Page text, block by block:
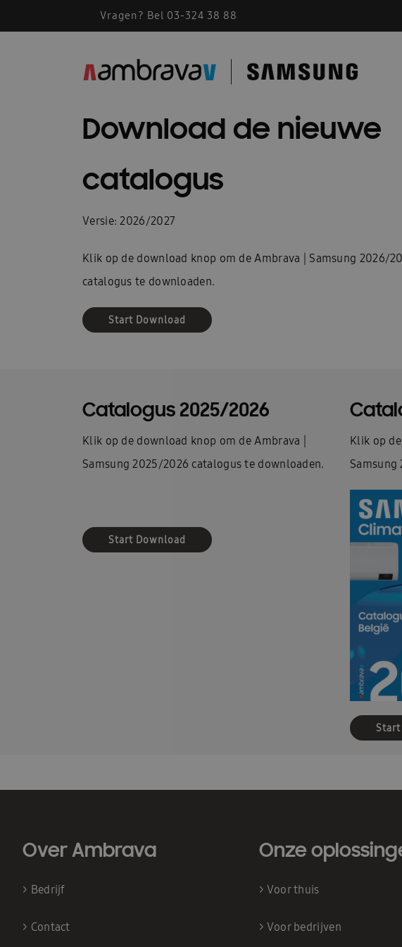
Vragen? Bel 03-324 38 88
Download de nieuwe
catalogus
Versie: 2026/2027
Klik op de download knop om de Ambrava | Samsung 2026/
catalogus te downloaden.
Start Download
Catalogus 2025/2026
Klik op de download knop om de Ambrava |
Samsung 2025/2026 catalogus te downloaden.
Start Download
Klik op
Start
Over Ambrava
> Bedrijf
> Contact
Onze
> Voor thuis
> Voor bedrijven